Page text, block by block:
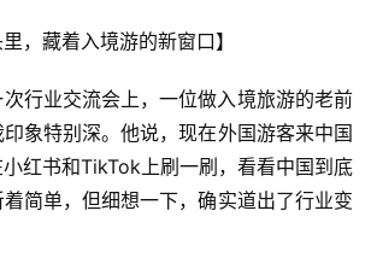
里，藏着入境游的新窗口】
行业交流会上，一位做入境旅游的老前
象特别深。他说，现在外国游客来中国
红书和TikTok上刷一刷，看看中国到底
简单，但细想一下，确实道出了行业变